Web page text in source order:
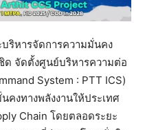
ริหารจัดการความมั่นคง
ด จัดตั้งศูนย์บริหารความต่อ
System : PTT ICS)
คงทางพลังงานให้ประเทศ
Chain โดยตลอดระยะ